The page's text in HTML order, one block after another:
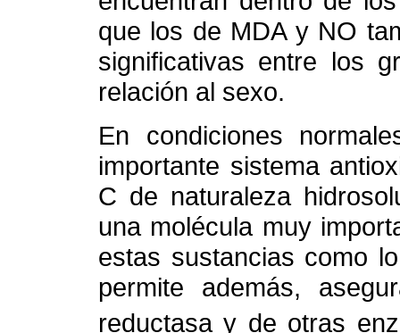
que los de MDA y NO
significativas entre los
relación al sexo.
En condiciones
importante sistema
C de naturaleza
una molécula muy
estas sustancias como
permite además,
reductasa y de otras